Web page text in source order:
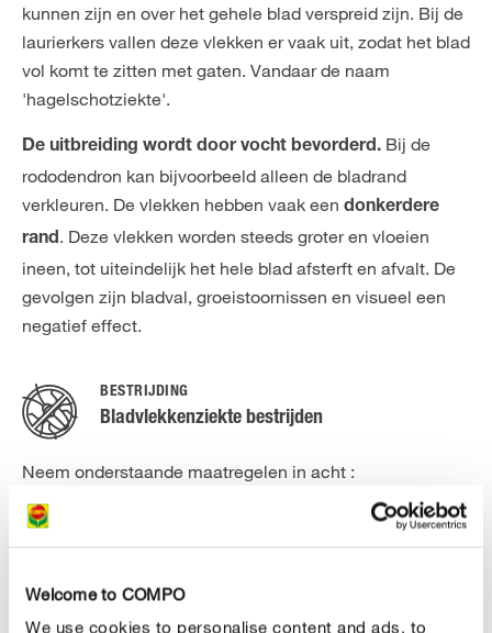
Welcome to COMPO
We use cookies to personalise content and ads, to
kunnen zijn en over het gehele blad verspreid zijn. Bij de
laurierkers vallen deze vlekken er vaak uit, zodat het blad
vol komt te zitten met gaten. Vandaar de naam
'hagelschotziekte'.
De uitbreiding wordt door vocht bevorderd. Bij de
rododendron kan bijvoorbeeld alleen de bladrand
verkleuren. De vlekken hebben vaak een donkerdere
rand. Deze vlekken worden steeds groter en vloeien
ineen, tot uiteindelijk het hele blad afsterft en afvalt. De
gevolgen zijn bladval, groeistoornissen en visueel een
negatief effect.
BESTRIJDING
Bladvlekkenziekte bestrijden
Neem onderstaande maatregelen in acht :
Bij het verschijnen van de eerste vlekken moet je de
planten onmiddellijk behandelen, om te voorkomen